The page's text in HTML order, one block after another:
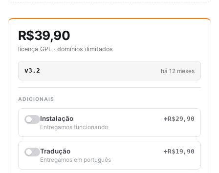
R$39,90
licença GPL · domínios ilimitados
v3.2 há 12 meses
ADICIONAIS
Instalação
+R$29,90
Entregamos funcionando
Tradução
+R$19,90
Entregamos em português